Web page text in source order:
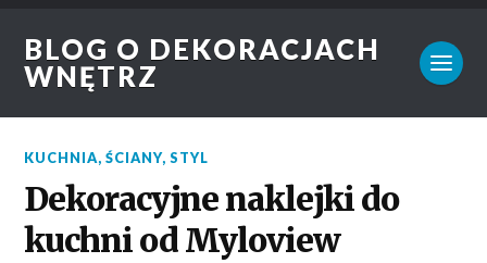
BLOG O DEKORACJACH
WNĘTRZ
KUCHNIA,ŚCIANY,STYL
Dekoracyjne naklejki do
kuchni od Myloview